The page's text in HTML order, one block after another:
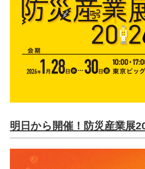
明日から開催！防災産業展